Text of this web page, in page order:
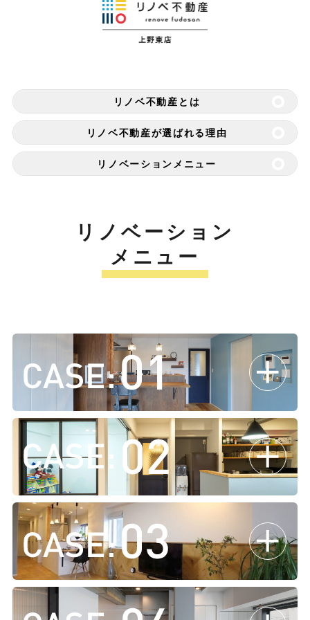
リノベ不動産とは
リノベ不動産が選ばれる理由
リノベーションメニュー
リノベーション
メニュー